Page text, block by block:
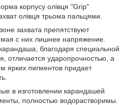
корпусу олівця "Grip"
олівця трьома пальцями.
захвата препятствуют
с них лишнее напряжение.
благодаря специальной
отличается ударопрочностью, а
ярких пигментов придает
в изготовлении карандашей
полностью водорастворимы.